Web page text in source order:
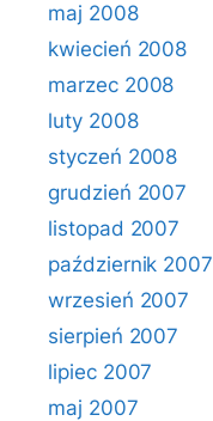
maj 2008
kwiecień 2008
marzec 2008
luty 2008
styczeń 2008
grudzień 2007
listopad 2007
październik 2007
wrzesień 2007
sierpień 2007
lipiec 2007
maj 2007